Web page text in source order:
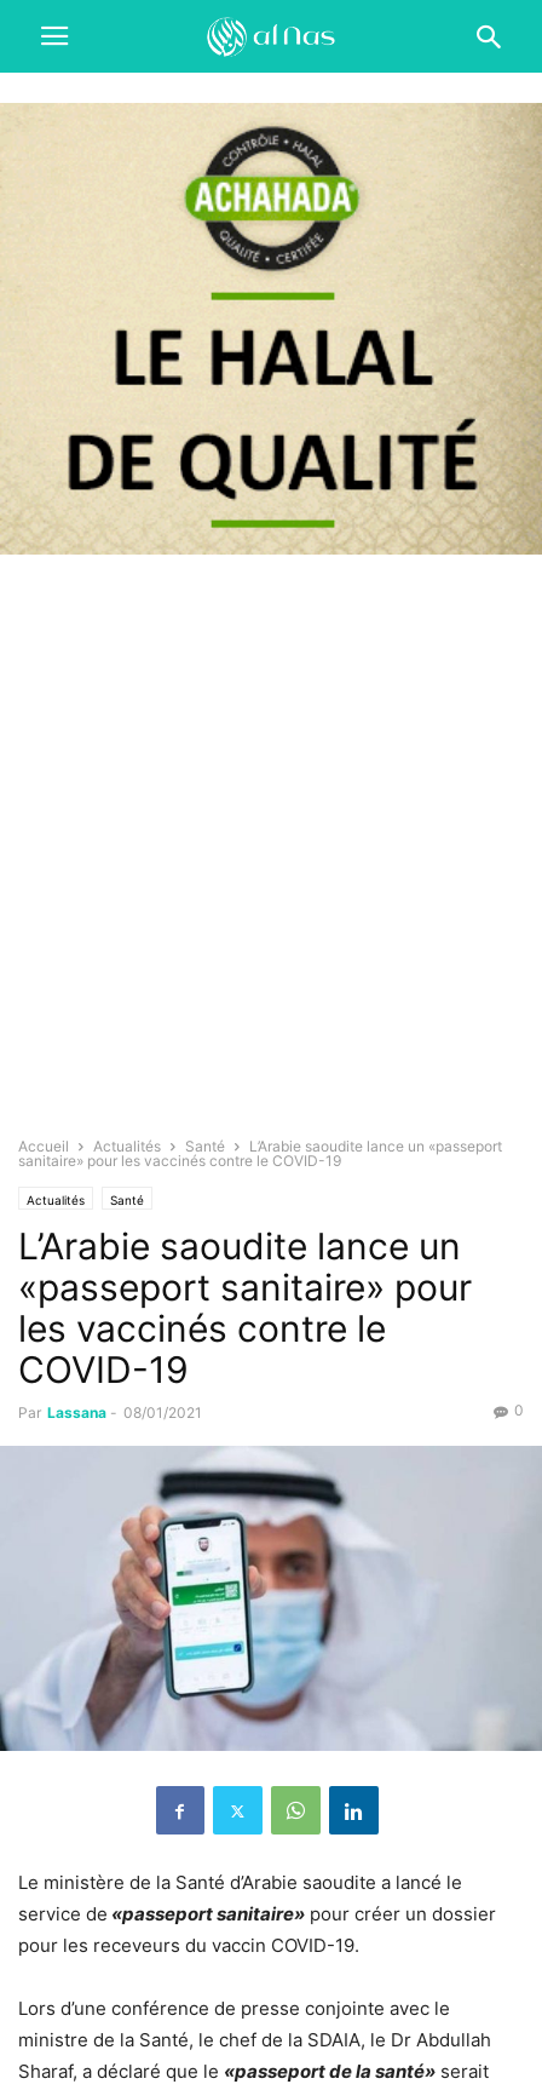
Accueil Actualités Santé
L’Arabie saoudite lance un «passeport
sanitaire» pour les vaccinés contre le COVID-19
Actualités Santé
L’Arabie saoudite lance un
«passeport sanitaire» pour
les vaccinés contre le
COVID-19
Par Lassana - 08/01/2021 0
Le ministère de la Santé d’Arabie saoudite a lancé le
service de «passeport sanitaire» pour créer un dossier
pour les receveurs du vaccin COVID-19.
Lors d’une conférence de presse conjointe avec le
ministre de la Santé, le chef de la SDAIA, le Dr Abdullah
Sharaf, a déclaré que le «passeport de la santé» serait